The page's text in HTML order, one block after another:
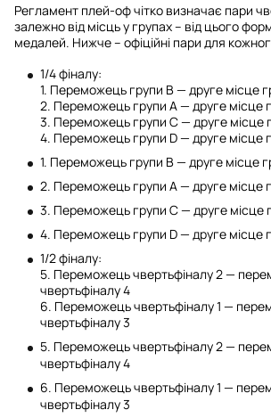
Регламент плей-оф чітко визначає пари
залежно від місць у групах – від цього
медалей. Нижче – офіційні пари для
1/4 фіналу:
1. Переможець групи В — друге місце
2. Переможець групи А — друге місце
3. Переможець групи С — друге місце
4. Переможець групи D — друге місце
1. Переможець групи В — друге місце
2. Переможець групи А — друге місце
3. Переможець групи С — друге місце
4. Переможець групи D — друге місце
1/2 фіналу:
5. Переможець чвертьфіналу 2 —
чвертьфіналу 4
6. Переможець чвертьфіналу 1 —
чвертьфіналу 3
5. Переможець чвертьфіналу 2 —
чвертьфіналу 4
6. Переможець чвертьфіналу 1 —
чвертьфіналу 3